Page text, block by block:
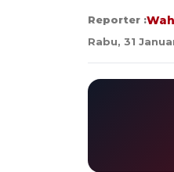
Reporter :
Rabu, 31